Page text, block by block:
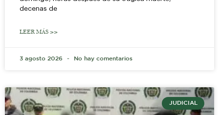
decenas de
LEER MÁS >>
3 agosto 2026 No hay comentarios
JUDICIAL